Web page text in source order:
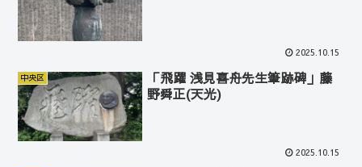
2025.10.15
中央区
「飛躍 浅見喜舟先生筆跡碑」藤
野舜正(天光)
2025.10.15